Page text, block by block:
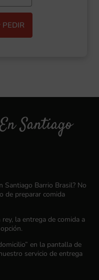
Santiago
Santiago Barrio Brasil? No
de preparar comida
la entrega de comida a
en la pantalla de
servicio de entrega